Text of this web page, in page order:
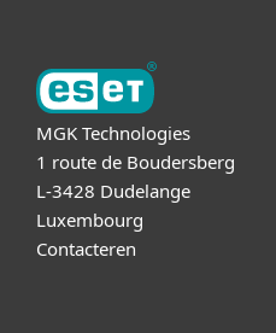
MGK Technologies
1 route de Boudersberg
L-3428 Dudelange
Luxembourg
Contacteren